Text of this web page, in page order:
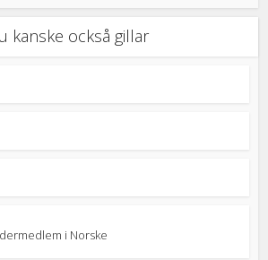
kanske också gillar
i Norske